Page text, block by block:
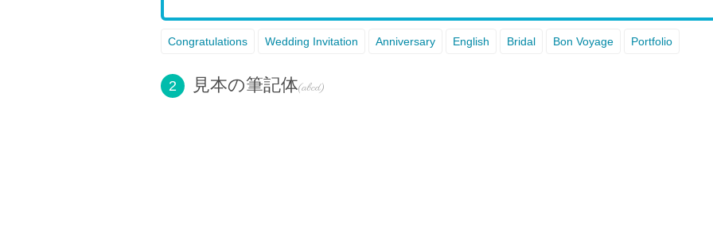
Congratulations Wedding Invitation Anniversary English Bridal Bon Voyage Portfolio
2 見本の筆記体(abcd)